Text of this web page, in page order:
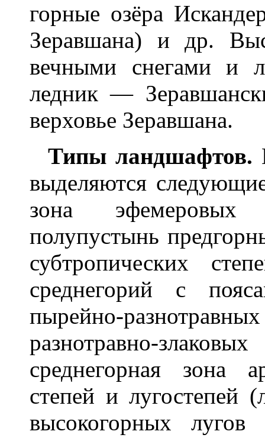
горные озёра
Зеравшана) и др.
вечными снегами и
ледник —
верховье Зеравшана.
Типы ландшафтов.
выделяются
зона эфемеровых
полупустынь
субтропических
среднегорий с
пырейно-
разнотравно-
среднегорная зона
степей и лугостепей
высокогорных лугов